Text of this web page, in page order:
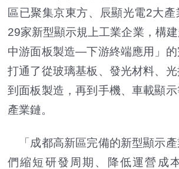
區已聚集京東方、辰顯光電2大產
29家新型顯示規上工業企業，構
中游面板製造—下游終端應用」的
打通了從玻璃基板、發光材料、
到面板製造，再到手機、車載顯
產業鏈。
「成都高新區完備的新型顯示
們縮短研發周期、降低運營成